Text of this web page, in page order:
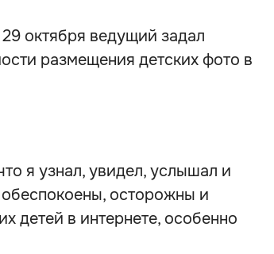
октября ведущий задал
размещения детских фото в
я узнал, увидел, услышал и
осторожны и
детей в интернете, особенно